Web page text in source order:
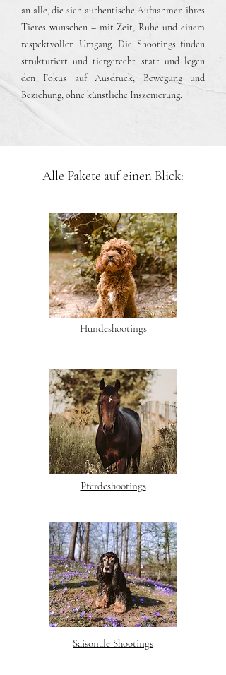
an alle, die sich authentische Aufnahmen ihres
Tieres wünschen – mit Zeit, Ruhe und einem
respektvollen Umgang. Die Shootings finden
strukturiert und tiergerecht statt und legen
den Fokus auf Ausdruck, Bewegung und
Beziehung, ohne künstliche Inszenierung.
Alle Pakete auf einen Blick:
Pferdeshootings
Hundeshootings
Saisonale Shootings